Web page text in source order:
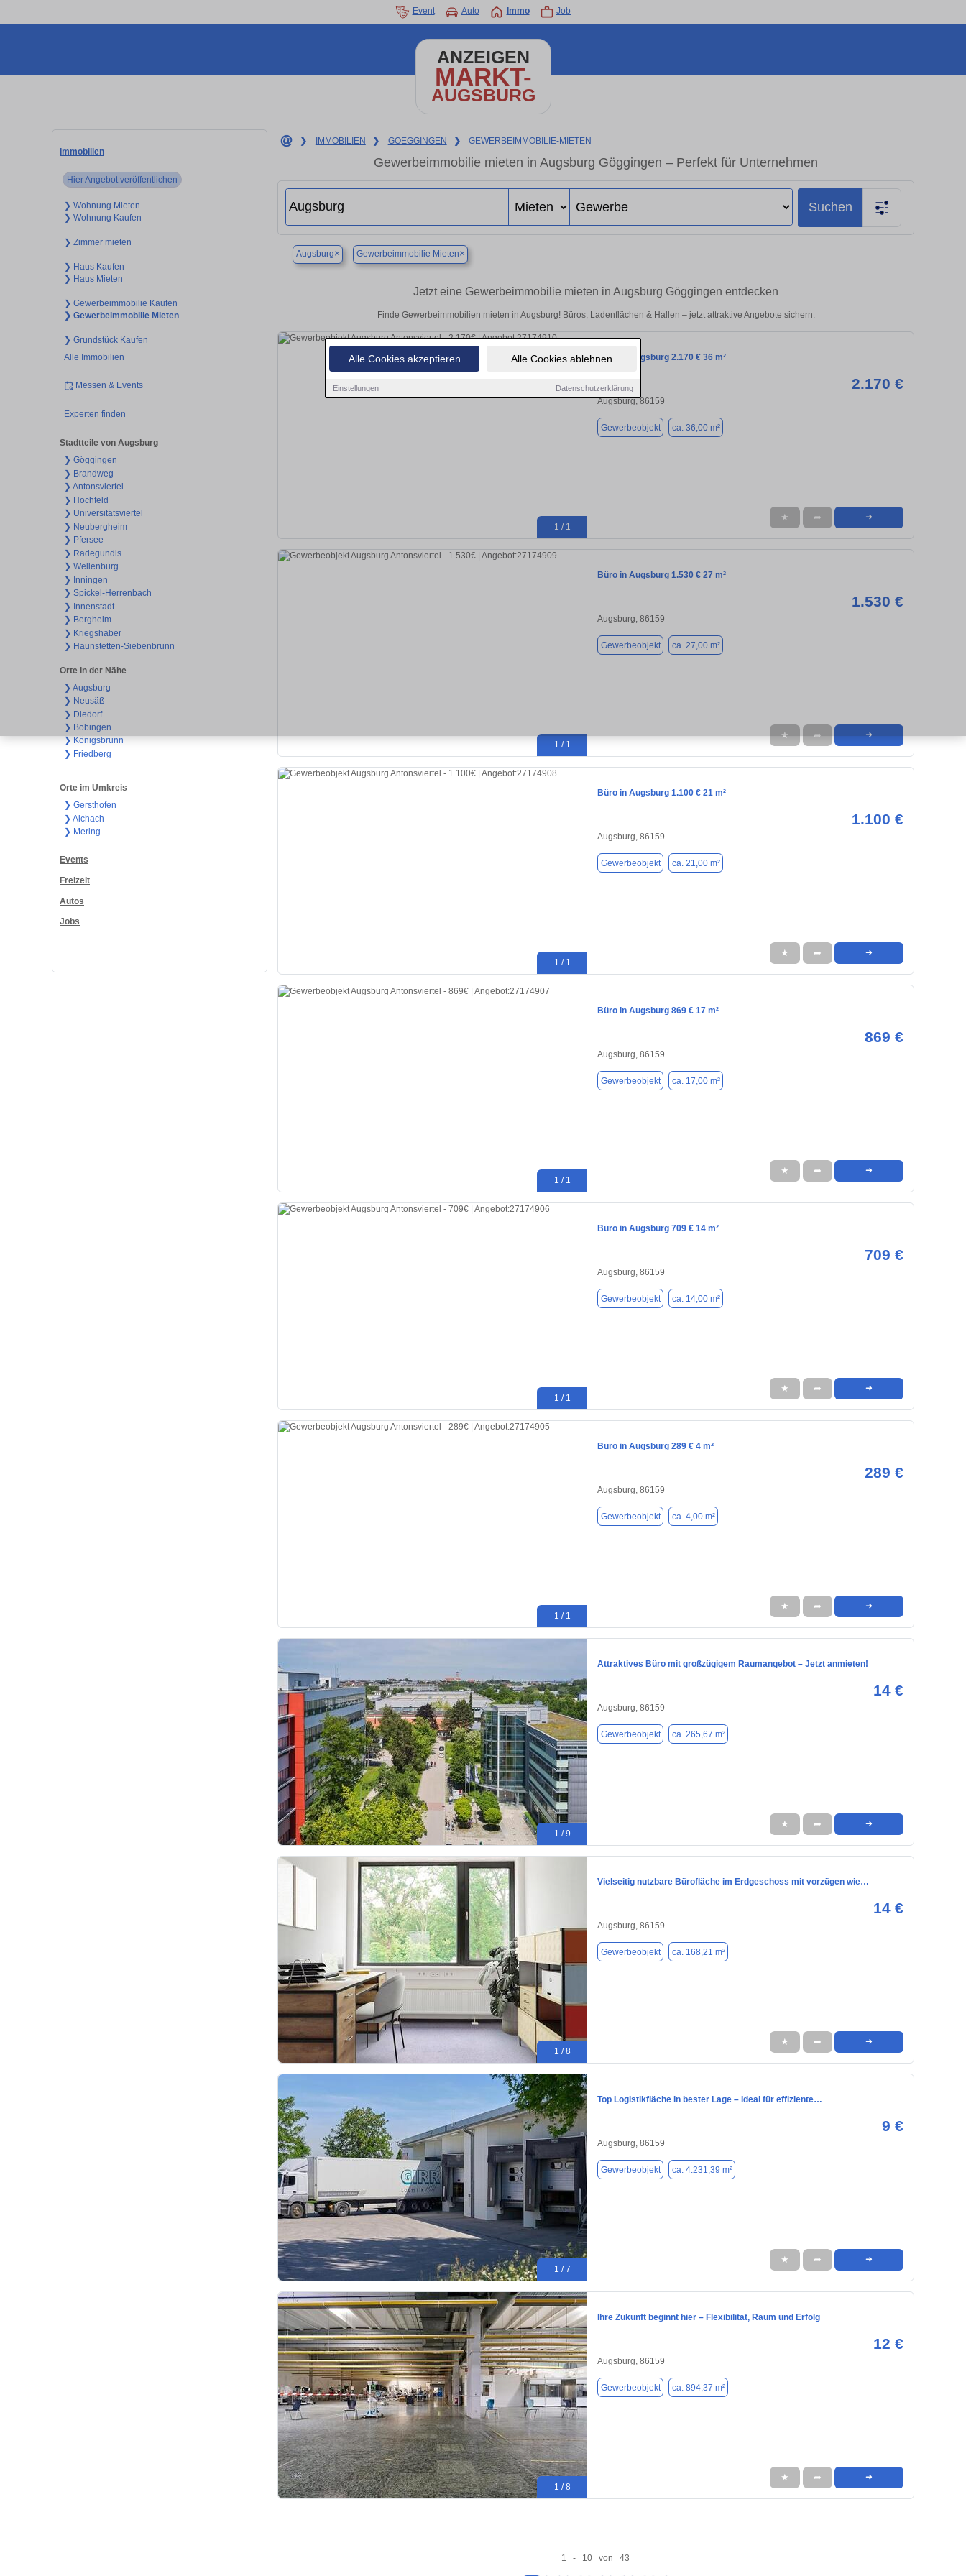
Alle Cookies akzeptieren Alle Cookies ablehnen
Einstellungen Datenschutzerklärung
Event Auto Immo Job
ANZEIGEN
MARKT-
AUGSBURG
Immobilien
Hier Angebot veröffentlichen
❯ Wohnung Mieten
❯ Wohnung Kaufen
❯ Zimmer mieten
❯ Haus Kaufen
❯ Haus Mieten
❯ Gewerbeimmobilie Kaufen
❯ Gewerbeimmobilie Mieten
❯ Grundstück Kaufen
Alle Immobilien
Messen & Events
Experten finden
Stadtteile von Augsburg
❯ Göggingen
❯ Brandweg
❯ Antonsviertel
❯ Hochfeld
❯ Universitätsviertel
❯ Neubergheim
❯ Pfersee
❯ Radegundis
❯ Wellenburg
❯ Inningen
❯ Spickel-Herrenbach
❯ Innenstadt
❯ Bergheim
❯ Kriegshaber
❯ Haunstetten-Siebenbrunn
Orte in der Nähe
❯ Augsburg
❯ Neusäß
❯ Diedorf
❯ Bobingen
❯ Königsbrunn
❯ Friedberg
Orte im Umkreis
❯ Gersthofen
❯ Aichach
❯ Mering
Events
Freizeit
Autos
Jobs
❯ IMMOBILIEN ❯ GOEGGINGEN ❯ GEWERBEIMMOBILIE-MIETEN
Gewerbeimmobilie mieten in Augsburg Göggingen – Perfekt für Unternehmen
Suchen
Augsburg× Gewerbeimmobilie Mieten×
Jetzt eine Gewerbeimmobilie mieten in Augsburg Göggingen entdecken
Finde Gewerbeimmobilien mieten in Augsburg! Büros, Ladenflächen & Hallen – jetzt attraktive Angebote sichern.
1 / 1
Büro in Augsburg 2.170 € 36 m²
2.170 €
Augsburg, 86159
Gewerbeobjekt ca. 36,00 m²
★ ➦ ➜
1 / 1
Büro in Augsburg 1.530 € 27 m²
1.530 €
Augsburg, 86159
Gewerbeobjekt ca. 27,00 m²
★ ➦ ➜
1 / 1
Büro in Augsburg 1.100 € 21 m²
1.100 €
Augsburg, 86159
Gewerbeobjekt ca. 21,00 m²
★ ➦ ➜
1 / 1
Büro in Augsburg 869 € 17 m²
869 €
Augsburg, 86159
Gewerbeobjekt ca. 17,00 m²
★ ➦ ➜
1 / 1
Büro in Augsburg 709 € 14 m²
709 €
Augsburg, 86159
Gewerbeobjekt ca. 14,00 m²
★ ➦ ➜
1 / 1
Büro in Augsburg 289 € 4 m²
289 €
Augsburg, 86159
Gewerbeobjekt ca. 4,00 m²
★ ➦ ➜
1 / 9
Attraktives Büro mit großzügigem Raumangebot – Jetzt anmieten!
14 €
Augsburg, 86159
Gewerbeobjekt ca. 265,67 m²
★ ➦ ➜
1 / 8
Vielseitig nutzbare Bürofläche im Erdgeschoss mit vorzügen wie…
14 €
Augsburg, 86159
Gewerbeobjekt ca. 168,21 m²
★ ➦ ➜
1 / 7
Top Logistikfläche in bester Lage – Ideal für effiziente…
9 €
Augsburg, 86159
Gewerbeobjekt ca. 4.231,39 m²
★ ➦ ➜
1 / 8
Ihre Zukunft beginnt hier – Flexibilität, Raum und Erfolg
12 €
Augsburg, 86159
Gewerbeobjekt ca. 894,37 m²
★ ➦ ➜
1 - 10 von 43